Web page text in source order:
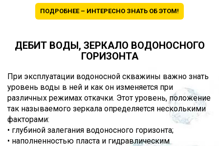
ПОДРОБНЕЕ – ИНТЕРЕСНО ЗНАТЬ ОБ ЭТОМ!
ДЕБИТ ВОДЫ, ЗЕРКАЛО ВОДОНОСНОГО
ГОРИЗОНТА
При эксплуатации водоносной скважины важно знать
уровень воды в ней и как он изменяется при
различных режимах откачки. Этот уровень, положение
так называемого зеркала определяется несколькими
факторами:
• глубиной залегания водоносного горизонта;
• наполненностью пласта и гидравлическим